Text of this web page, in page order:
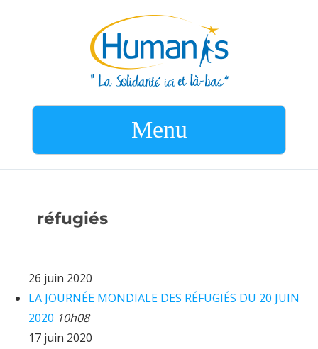
Menu
réfugiés
26 juin 2020
LA JOURNÉE MONDIALE DES RÉFUGIÉS DU 20 JUIN
2020 10h08
17 juin 2020